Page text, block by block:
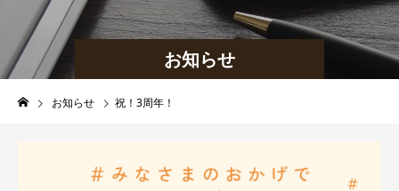
お知らせ
お知らせ 祝！3周年！